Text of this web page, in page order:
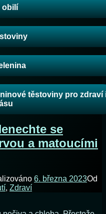
obilí
těstoviny pro zdraví
se
a matoucími
6. března 2023Od
, Zdraví